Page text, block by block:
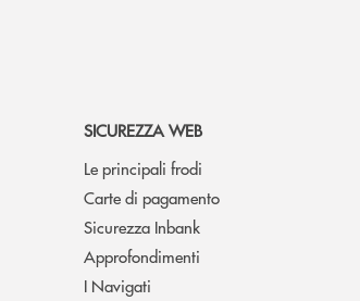
SICUREZZA WEB
Le principali frodi
Carte di pagamento
Sicurezza Inbank
Approfondimenti
I Navigati